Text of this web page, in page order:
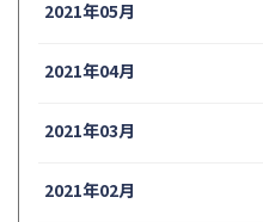
2021年05月
2021年04月
2021年03月
2021年02月